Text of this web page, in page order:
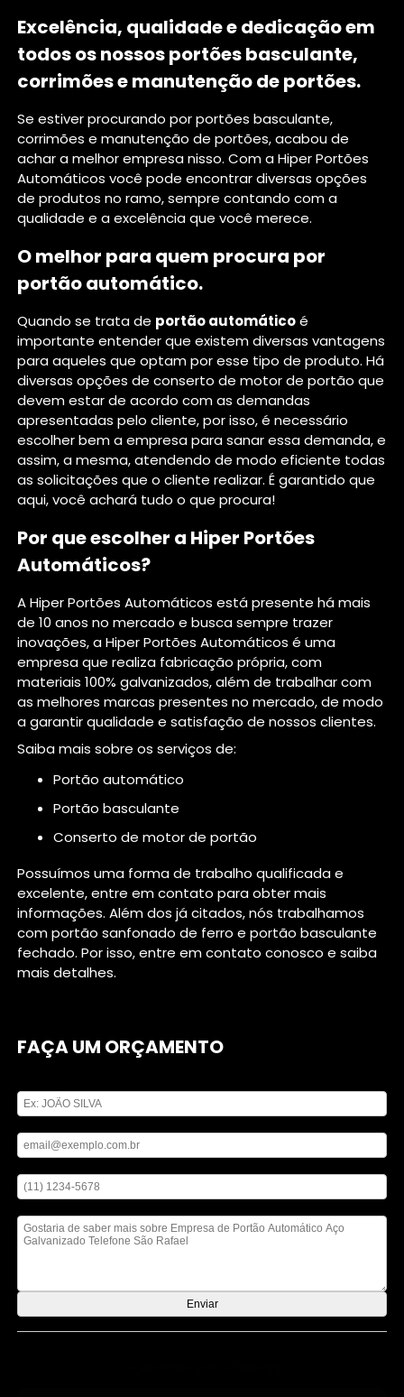
Excelência, qualidade e dedicação em
todos os nossos portões basculante,
corrimões e manutenção de portões.
Se estiver procurando por portões basculante,
corrimões e manutenção de portões, acabou de
achar a melhor empresa nisso. Com a Hiper Portões
Automáticos você pode encontrar diversas opções
de produtos no ramo, sempre contando com a
qualidade e a excelência que você merece.
O melhor para quem procura por
portão automático.
Quando se trata de portão automáticoé
importante entender que existem diversas vantagens
para aqueles que optam por esse tipo de produto. Há
diversas opções de conserto de motor de portão que
devem estar de acordo com as demandas
apresentadas pelo cliente, por isso, é necessário
escolher bem a empresa para sanar essa demanda, e
assim, a mesma, atendendo de modo eficiente todas
as solicitações que o cliente realizar. É garantido que
aqui, você achará tudo o que procura!
Por que escolher a Hiper Portões
Automáticos?
A Hiper Portões Automáticos está presente há mais
de 10 anos no mercado e busca sempre trazer
inovações, a Hiper Portões Automáticos é uma
empresa que realiza fabricação própria, com
materiais 100% galvanizados, além de trabalhar com
as melhores marcas presentes no mercado, de modo
a garantir qualidade e satisfação de nossos clientes.
Saiba mais sobre os serviços de:
portão automático
portão basculante
conserto de motor de portão
Possuímos uma forma de trabalho qualificada e
excelente, entre em contato para obter mais
informações. Além dos já citados, nós trabalhamos
com portão sanfonado de ferro e portão basculante
fechado. Por isso, entre em contato conosco e saiba
mais detalhes.
FAÇA UM ORÇAMENTO